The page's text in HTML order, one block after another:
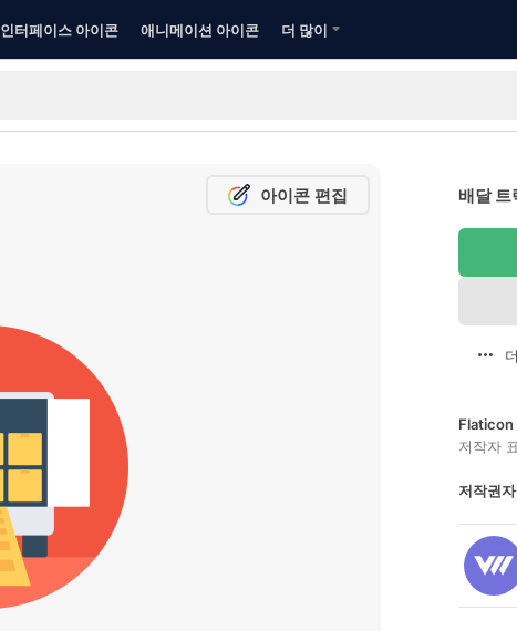
인터페이스 아이콘 애니메이션 아이콘 더 많이
아이콘 편집 배달 트
Flaticon
저작자
저작권